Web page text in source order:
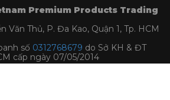
Premium Products Trading
Văn Thủ, P. Đa Kao, Quận 1, Tp. HCM
số 0312768679 do Sở KH & ĐT
cấp ngày 07/05/2014